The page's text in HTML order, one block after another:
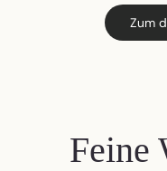
Zum
Feine